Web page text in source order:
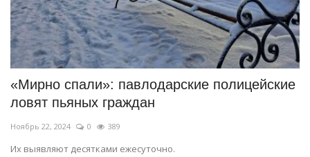
«Мирно спали»: павлодарские полицейские
ловят пьяных граждан
Ноябрь 22, 2024 0 389
Их выявляют десятками ежесуточно.